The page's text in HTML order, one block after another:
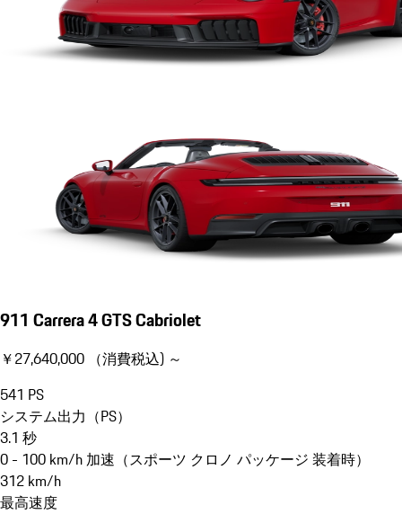
911 Carrera 4 GTS Cabriolet
￥27,640,000 （消費税込) ～
541 PS
システム出力（PS）
3.1 秒
0 - 100 km/h 加速（スポーツ クロノ パッケージ 装着時）
312 km/h
最高速度